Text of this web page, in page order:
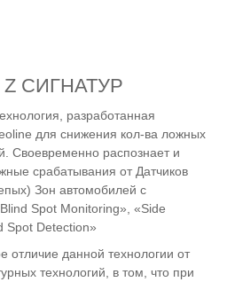
СИГНАТУР
разработанная
для снижения кол-ва ложных
Своевременно распознает и
срабатывания от Датчиков
Зон автомобилей с
Spot Monitoring», «Side
Spot Detection»
отличие данной технологии от
технологий, в том, что при